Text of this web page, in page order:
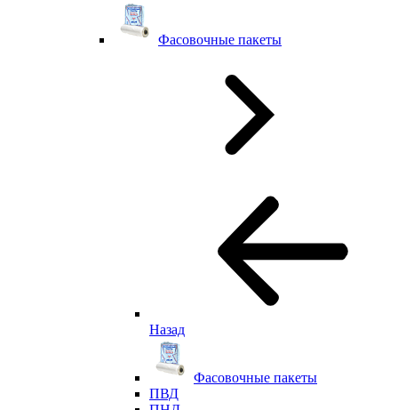
Фасовочные пакеты
Назад
Фасовочные пакеты
ПВД